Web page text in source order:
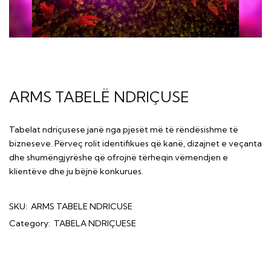
ARMS TABELË NDRIÇUSE
Tabelat ndriçusese janë nga pjesët më të rëndësishme të
bizneseve. Përveç rolit identifikues që kanë, dizajnet e veçanta
dhe shumëngjyrëshe që ofrojnë tërheqin vëmendjen e
klientëve dhe ju bëjnë konkurues.
SKU: ARMS TABELE NDRICUSE
Category: TABELA NDRIÇUESE